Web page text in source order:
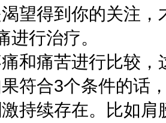
望得到你的关注
进行治疗。
和痛苦进行比较
符合3个条件的话
持续存在。比如